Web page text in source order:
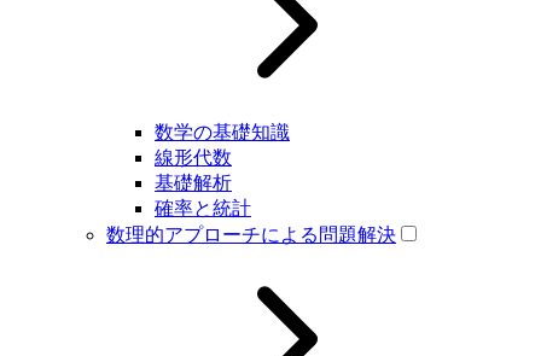
数学の基礎知識
線形代数
基礎解析
確率と統計
数理的アプローチによる問題解決